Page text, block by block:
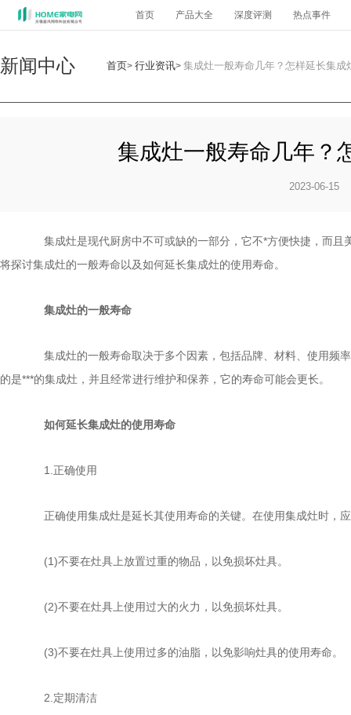
首页 产品大全 深度评测 热点事件
新闻中心 首页> 行业资讯> 集成灶一般寿命几年？怎样延长集成
集成灶一般寿命几年？
2023-06-15
集成灶是现代厨房中不可或缺的一部分，它不*方便快捷，而且
将探讨集成灶的一般寿命以及如何延长集成灶的使用寿命。
集成灶的一般寿命
集成灶的一般寿命取决于多个因素，包括品牌、材料、使用频
的是***的集成灶，并且经常进行维护和保养，它的寿命可能会更长。
如何延长集成灶的使用寿命
1.正确使用
正确使用集成灶是延长其使用寿命的关键。在使用集成灶时，
(1)不要在灶具上放置过重的物品，以免损坏灶具。
(2)不要在灶具上使用过大的火力，以免损坏灶具。
(3)不要在灶具上使用过多的油脂，以免影响灶具的使用寿命。
2.定期清洁